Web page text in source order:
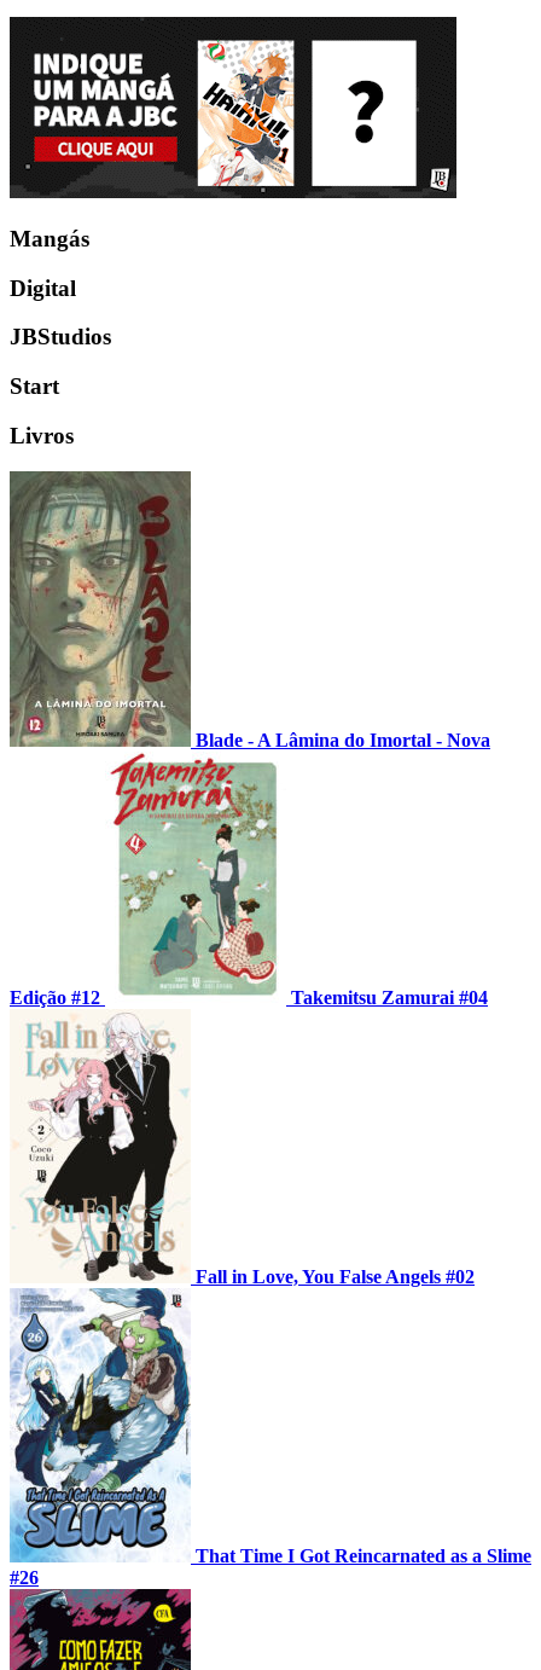
Mangás
Digital
JBStudios
Start
Livros
Blade - A Lâmina do Imortal - Nova
Edição #12 Takemitsu Zamurai #04
Fall in Love, You False Angels #02
That Time I Got Reincarnated as a Slime
#26